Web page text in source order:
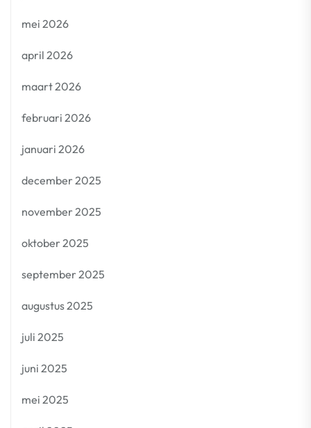
mei 2026
april 2026
maart 2026
februari 2026
januari 2026
december 2025
november 2025
oktober 2025
september 2025
augustus 2025
juli 2025
juni 2025
mei 2025